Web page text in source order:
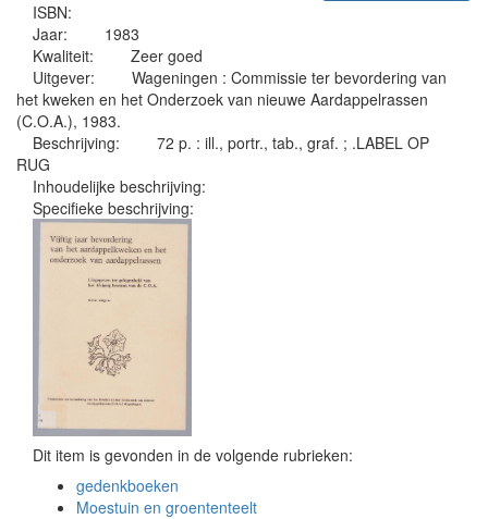
ISBN:
Jaar:
1983
Kwaliteit:
Zeer goed
Uitgever:
Wageningen : Commissie ter bevordering van
het kweken en het Onderzoek van nieuwe Aardappelrassen
(C.O.A.), 1983.
Beschrijving:
72 p. : ill., portr., tab., graf. ; .LABEL OP
RUG
Inhoudelijke beschrijving:
Specifieke beschrijving:
Dit item is gevonden in de volgende rubrieken:
gedenkboeken
Moestuin en groententeelt